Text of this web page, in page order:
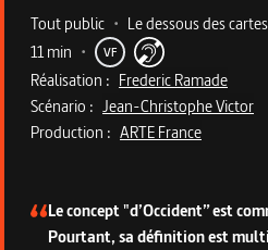
Metadata du programme
Tout public • Le dessous des cartes
11 min • VF
Réalisation : Frederic Ramade
Scénario : Jean-Christophe Victor
Production : ARTE France
Le concept "d’Occident” est
Pourtant, sa définition est